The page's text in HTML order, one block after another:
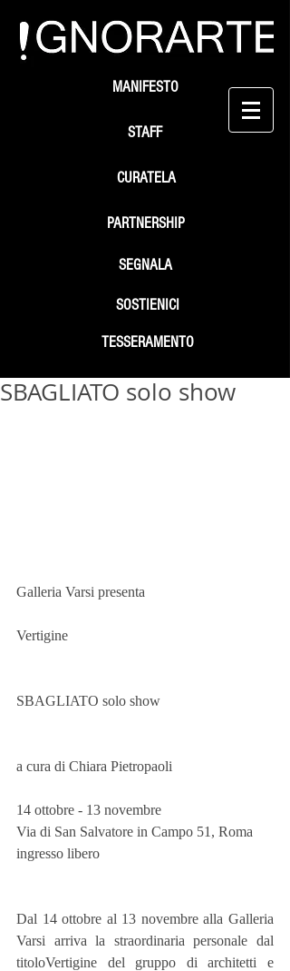
STAFF
SEGNALA
SOSTIENICI
MANIFESTO
PARTNERSHIP
TESSERAMENTO
CURATELA
SBAGLIATO solo show
Galleria Varsi presenta
Vertigine
SBAGLIATO solo show
a cura di Chiara Pietropaoli
14 ottobre - 13 novembre
Via di San Salvatore in Campo 51, Roma
ingresso libero
Dal 14 ottobre al 13 novembre alla Galleria
Varsi arriva la straordinaria personale dal
titoloVertigine del gruppo di architetti e